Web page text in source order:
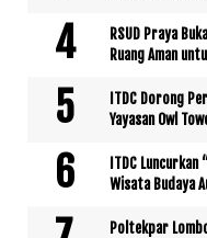
RSUD Praya
Ruang Aman
ITDC Dorong
Yayasan Owl
ITDC
Wisata Budaya
Poltekpar